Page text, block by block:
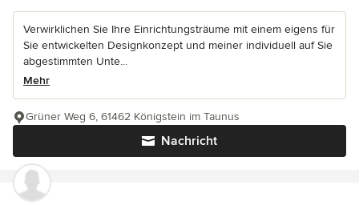
Verwirklichen Sie Ihre Einrichtungsträume mit einem eigens für
Sie entwickelten Designkonzept und meiner individuell auf Sie
abgestimmten Unte...
Mehr
Nachricht
Grüner Weg 6, 61462 Königstein im Taunus